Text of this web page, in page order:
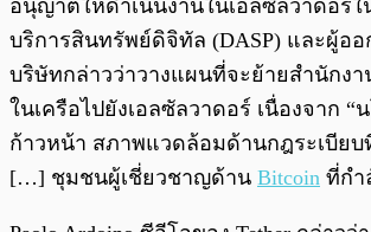
อนุญาตให้ดำเนินงานในเอลซัลวาดอร์ใ
บริการสินทรัพย์ดิจิทัล (DASP) และผู้ออ
บริษัทกล่าวว่าวางแผนที่จะย้ายสำนักง
ในเครือไปยังเอลซัลวาดอร์ เนื่องจาก “
ก้าวหน้า สภาพแวดล้อมด้านกฎระเบียบ
[…] ชุมชนผู้เชี่ยวชาญด้าน Bitcoin ที่กำ